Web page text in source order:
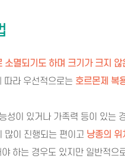
소멸되기도 하며 크기가 크지
따라 우선적으로는 호르몬제 복
성이 있거나 가족력 등이 있는
많이 진행되는 편이고 낭종의
하는 경우도 있지만 일반적으